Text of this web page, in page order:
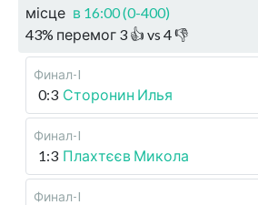
місце в 16:00 (0-400)
43% перемог 3 👍 vs 4👎
Финал-I
0:3 Сторонин Илья
Финал-I
1:3 Плахтєєв Микола
Финал-I